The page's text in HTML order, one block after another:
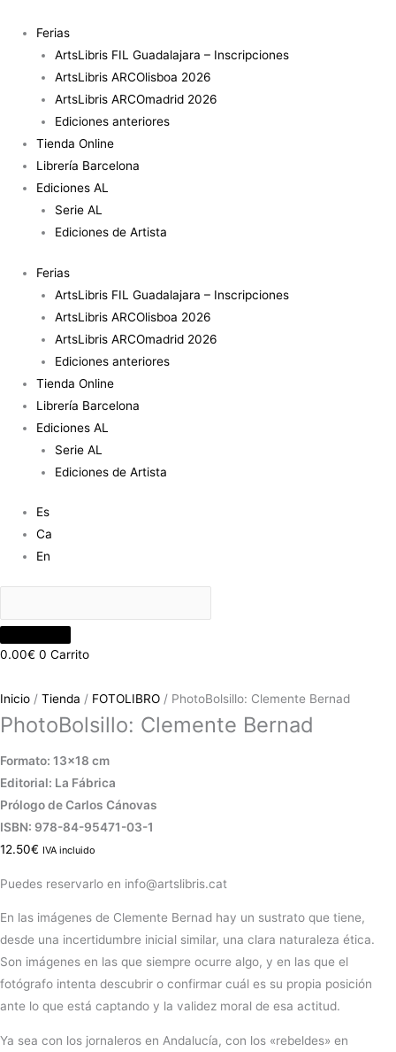
contenido
Ferias
ArtsLibris FIL Guadalajara – Inscripciones
ArtsLibris ARCOlisboa 2026
ArtsLibris ARCOmadrid 2026
Ediciones anteriores
Tienda Online
Librería Barcelona
Ediciones AL
Serie AL
Ediciones de Artista
Ferias
ArtsLibris FIL Guadalajara – Inscripciones
ArtsLibris ARCOlisboa 2026
ArtsLibris ARCOmadrid 2026
Ediciones anteriores
Tienda Online
Librería Barcelona
Ediciones AL
Serie AL
Ediciones de Artista
Es
Ca
En
0.00€ 0 Carrito
Inicio / Tienda / FOTOLIBRO / PhotoBolsillo: Clemente Bernad
PhotoBolsillo: Clemente Bernad
Formato: 13×18 cm
Editorial: La Fábrica
Prólogo de Carlos Cánovas
ISBN: 978-84-95471-03-1
12.50€ IVA incluido
Puedes reservarlo en info@artslibris.cat
En las imágenes de Clemente Bernad hay un sustrato que tiene,
desde una incertidumbre inicial similar, una clara naturaleza ética.
Son imágenes en las que siempre ocurre algo, y en las que el
fotógrafo intenta descubrir o confirmar cuál es su propia posición
ante lo que está captando y la validez moral de esa actitud.
Ya sea con los jornaleros en Andalucía, con los «rebeldes» en